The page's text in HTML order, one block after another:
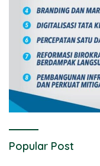
Popular Post